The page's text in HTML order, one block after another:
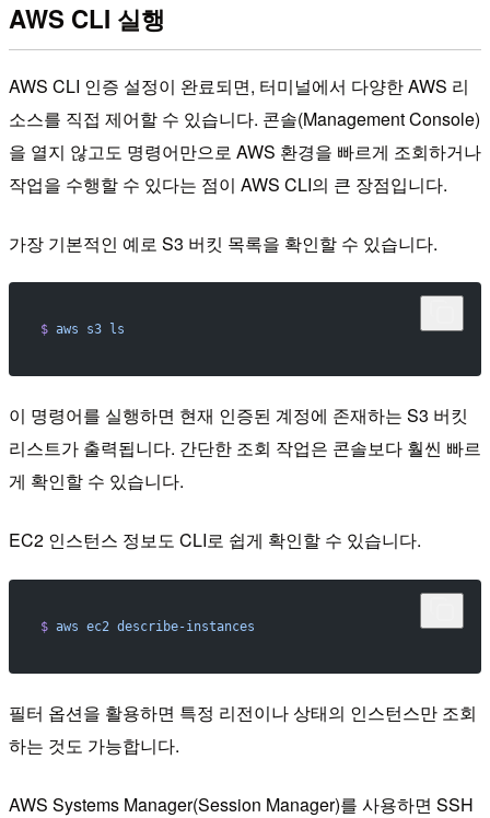
AWS CLI 실행
AWS CLI 인증 설정이 완료되면, 터미널에서 다양한 AWS 리
소스를 직접 제어할 수 있습니다. 콘솔(Management Console)
을 열지 않고도 명령어만으로 AWS 환경을 빠르게 조회하거나
작업을 수행할 수 있다는 점이 AWS CLI의 큰 장점입니다.
가장 기본적인 예로 S3 버킷 목록을 확인할 수 있습니다.
$ aws s3 ls
이 명령어를 실행하면 현재 인증된 계정에 존재하는 S3 버킷
리스트가 출력됩니다. 간단한 조회 작업은 콘솔보다 훨씬 빠르
게 확인할 수 있습니다.
EC2 인스턴스 정보도 CLI로 쉽게 확인할 수 있습니다.
$ aws ec2 describe-instances
필터 옵션을 활용하면 특정 리전이나 상태의 인스턴스만 조회
하는 것도 가능합니다.
AWS Systems Manager(Session Manager)를 사용하면 SSH